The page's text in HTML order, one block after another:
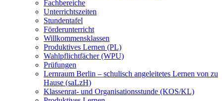
Fachbereiche
Unterrichtszeiten
Stundentafel
Förderunterricht
Willkommensklassen
Produktives Lernen (PL)
Wahlpflichtfächer (WPU)
Prüfungen
Lernraum Berlin – schulisch angeleitetes Lernen von zu
Hause (saLzH)
Klassenrat- und Organisationsstunde (KOS/KL)